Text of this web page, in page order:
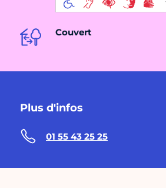
Couvert
Plus d'infos
01 55 43 25 25